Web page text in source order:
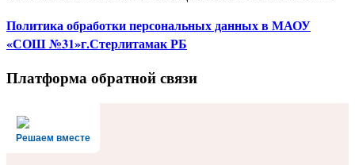
Политика обработки персональных данныхв МАОУ
«СОШ №31»г.Стерлитамак РБ
Платформа обратной связи
Решаем вместе